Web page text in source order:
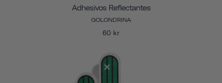
Adhesivos Reflectantes
GOLONDRINA
60 kr